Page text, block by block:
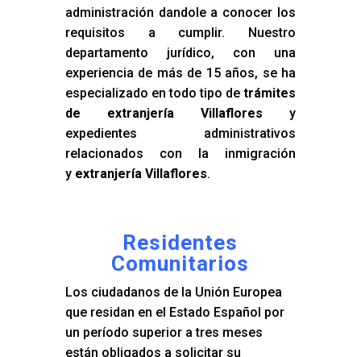
administración dandole a conocer los
requisitos a cumplir. Nuestro
departamento jurídico, con una
experiencia de más de 15 años, se ha
especializado en todo tipo detrámites
de extranjería Villaflores y
expedientes administrativos
relacionados con la inmigración
y extranjería Villaflores.
Residentes
Comunitarios
Los ciudadanos de la Unión Europea
que residan en el Estado Español por
un período superior a tres meses
están obligados a solicitar su